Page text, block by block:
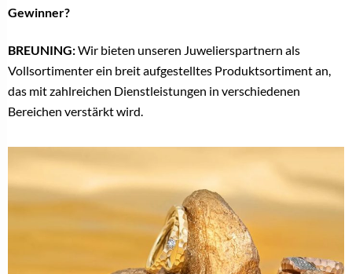
Gewinner?
BREUNING:Wir bieten unseren Juwelierspartnern als
Vollsortimenter ein breit aufgestelltes Produktsortiment an,
das mit zahlreichen Dienstleistungen in verschiedenen
Bereichen verstärkt wird.